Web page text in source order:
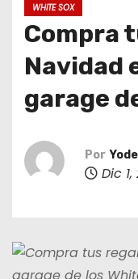
WHITE SOX
Compra
Navidad
garage
Por
Dic 1,